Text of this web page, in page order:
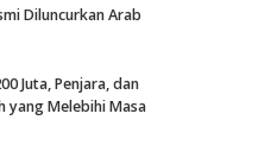
Diluncurkan Arab
Juta, Penjara, dan
yang Melebihi Masa